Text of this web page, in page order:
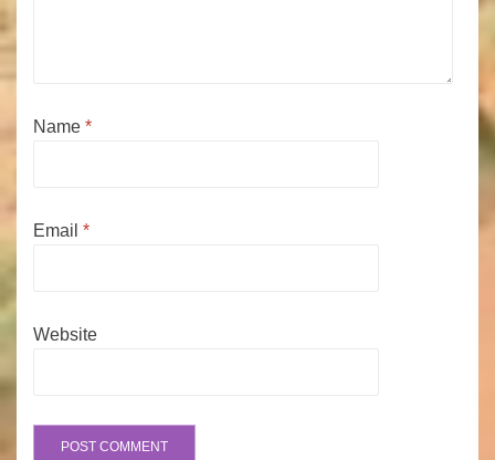
Name *
Email *
Website